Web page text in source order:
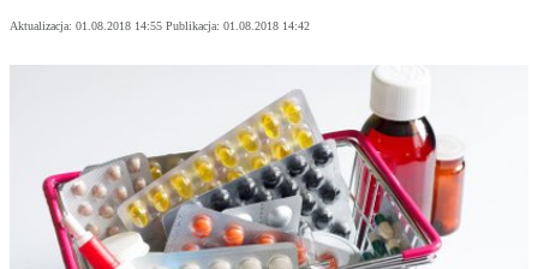
Aktualizacja: 01.08.2018 14:55 Publikacja: 01.08.2018 14:42